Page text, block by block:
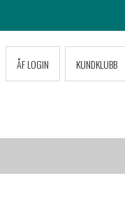
ÅF LOGIN KUNDKLUBB